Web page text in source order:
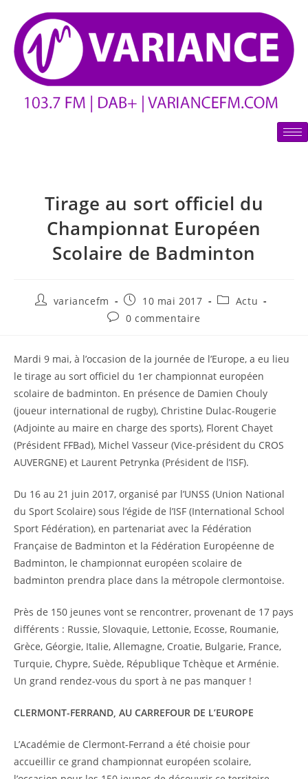
Tirage au sort officiel du
Championnat Européen
Scolaire de Badminton
variancefm 10 mai 2017
Actu
0 commentaire
Mardi 9 mai, à l’occasion de la journée de l’Europe, a eu lieu
le tirage au sort officiel du 1er championnat européen
scolaire de badminton. En présence de Damien Chouly
(joueur international de rugby), Christine Dulac-Rougerie
(Adjointe au maire en charge des sports), Florent Chayet
(Président FFBad), Michel Vasseur (Vice-président du CROS
AUVERGNE) et Laurent Petrynka (Président de l’ISF).
Du 16 au 21 juin 2017, organisé par l’UNSS (Union National
du Sport Scolaire) sous l’égide de l’ISF (International School
Sport Fédération), en partenariat avec la Fédération
Française de Badminton et la Fédération Européenne de
Badminton, le championnat européen scolaire de
badminton prendra place dans la métropole clermontoise.
Près de 150 jeunes vont se rencontrer, provenant de 17 pays
différents : Russie, Slovaquie, Lettonie, Ecosse, Roumanie,
Grèce, Géorgie, Italie, Allemagne, Croatie, Bulgarie, France,
Turquie, Chypre, Suède, République Tchèque et Arménie.
Un grand rendez-vous du sport à ne pas manquer !
CLERMONT-FERRAND, AU CARREFOUR DE L’EUROPE
L’Académie de Clermont-Ferrand a été choisie pour
accueillir ce grand championnat européen scolaire,